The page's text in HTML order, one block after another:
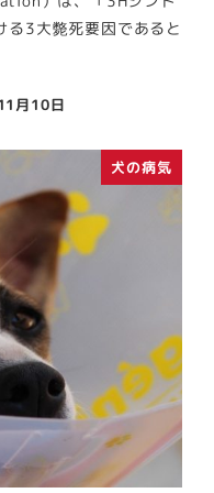
る3大斃死要因であると
月10日
犬の病気